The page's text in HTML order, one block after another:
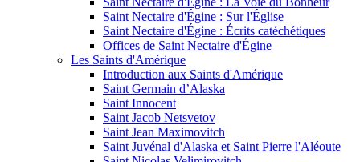
Saint Nectaire d'Égine : Sur l'Église
Saint Nectaire d'Égine : Écrits catéchétiques
Offices de Saint Nectaire d'Égine
Les Saints d'Amérique
Introduction aux Saints d'Amérique
Saint Germain d’Alaska
Saint Innocent
Saint Jacob Netsvetov
Saint Jean Maximovitch
Saint Juvénal d'Alaska et Saint Pierre l'Aléoute